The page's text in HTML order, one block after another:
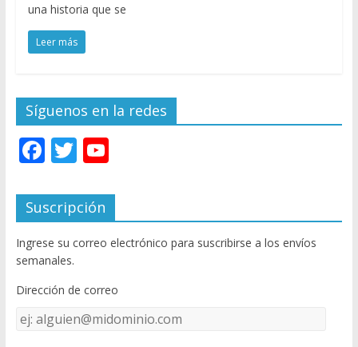
una historia que se
Leer más
Síguenos en la redes
F
e
b
o
o
k
T
itt
er
Y
u
T
u
e
C
Suscripción
Ingrese su correo electrónico para suscribirse a los envíos
semanales.
Dirección de correo
Dirección
de